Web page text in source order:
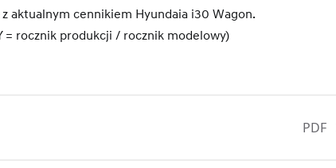
z aktualnym cennikiem Hyundaia i30 Wagon.
= rocznik produkcji / rocznik modelowy)
PDF